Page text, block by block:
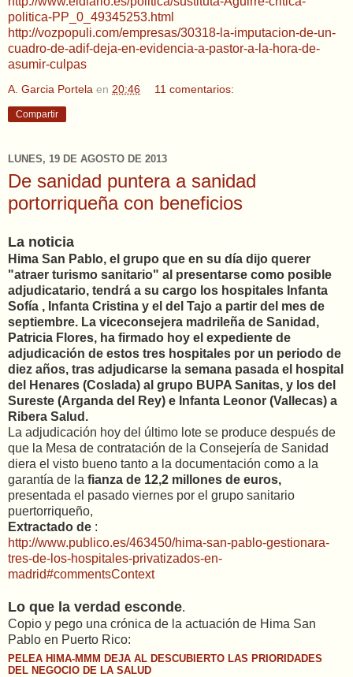
politica-PP_0_49345253.html
http://vozpopuli.com/empresas/30318-la-imputacion-de-un-
cuadro-de-adif-deja-en-evidencia-a-pastor-a-la-hora-de-
asumir-culpas
A. Garcia Portela en 20:46 11 comentarios:
Compartir
LUNES, 19 DE AGOSTO DE 2013
De sanidad puntera a sanidad
portorriqueña con beneficios
La noticia
Hima San Pablo, el grupo que en su día dijo querer
"atraer turismo sanitario" al presentarse como posible
adjudicatario, tendrá a su cargo los hospitales Infanta
Sofía , Infanta Cristina y el del Tajo a partir del mes de
septiembre. La viceconsejera madrileña de Sanidad,
Patricia Flores, ha firmado hoy el expediente de
adjudicación de estos tres hospitales por un periodo de
diez años, tras adjudicarse la semana pasada el hospital
del
Henares (Coslada) al grupo BUPA Sanitas, y los del
Sureste (Arganda del Rey) e Infanta Leonor (Vallecas) a
Ribera Salud.
La adjudicación hoy del último lote se produce después de
que la Mesa de contratación de la Consejería de Sanidad
diera el visto bueno tanto a la documentación como a la
garantía de la fianza de 12,2 millones de euros,
presentada el pasado viernes por el grupo sanitario
puertorriqueño,
Extractado de :
http://www.publico.es/463450/hima-san-pablo-gestionara-
tres-de-los-hospitales-privatizados-en-
madrid#commentsContext
Lo que la verdad esconde.
Copio y pego una crónica de la actuación de Hima San
Pablo en Puerto Rico:
PELEA HIMA-MMM DEJA AL DESCUBIERTO LAS PRIORIDADES
DEL NEGOCIO DE LA SALUD